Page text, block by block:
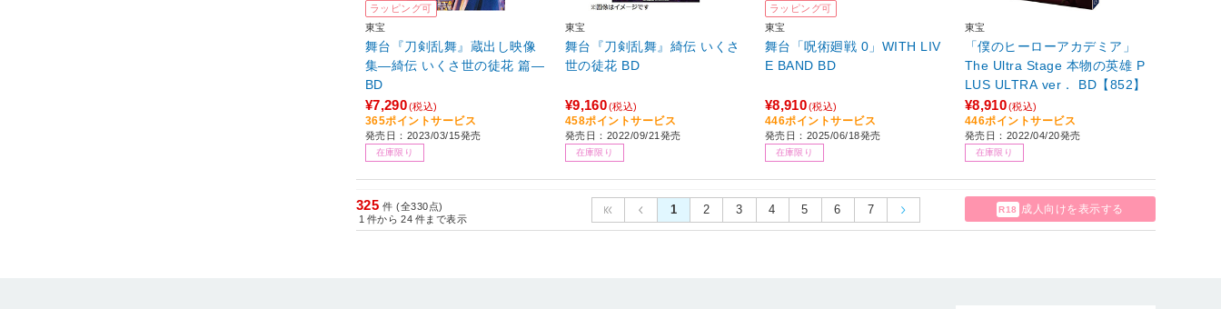
ラッピング可
東宝
舞台『刀剣乱舞』蔵出し映像
集―綺伝 いくさ世の徒花 篇―
BD
¥7,290(税込)
365ポイントサービス
発売日：2023/03/15発売
在庫限り
東宝
舞台『刀剣乱舞』綺伝 いくさ
世の徒花 BD
¥9,160(税込)
458ポイントサービス
発売日：2022/09/21発売
在庫限り
ラッピング可
東宝
舞台「呪術廻戦 0」WITH LIV
E BAND BD
¥8,910(税込)
446ポイントサービス
発売日：2025/06/18発売
在庫限り
東宝
「僕のヒーローアカデミア」
The Ultra Stage 本物の英雄 P
LUS ULTRA ver． BD【852】
¥8,910(税込)
446ポイントサービス
発売日：2022/04/20発売
在庫限り
325 件 (全330点)
1 件から 24 件まで表示
1 2 3 4 5 6 7 R18 成人向けを表示する